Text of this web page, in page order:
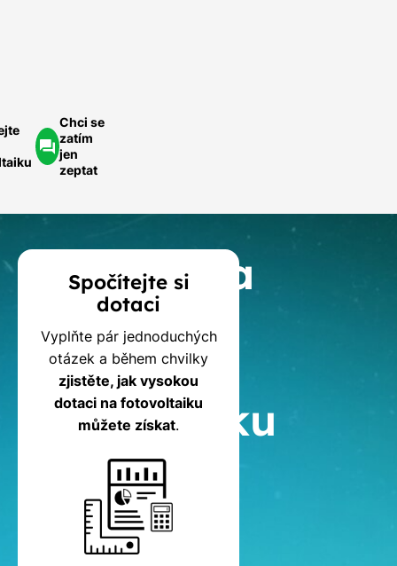
Chci se
zatím
jen
zeptat
Kalkulačka
dotací
na
fotovoltaiku
Spočítejte si
dotaci
Vyplňte pár jednoduchých
otázek a během chvilky
zjistěte, jak vysokou
dotaci na fotovoltaiku
můžete získat.